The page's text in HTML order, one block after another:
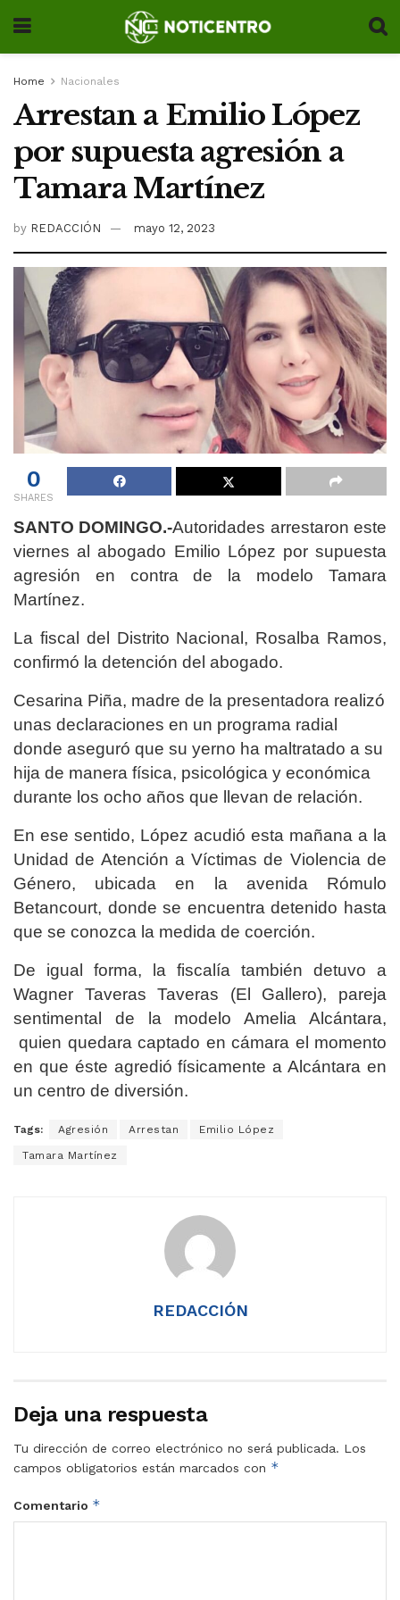
Home Nacionales
Arrestan a Emilio López
por supuesta agresión a
Tamara Martínez
by REDACCIÓN mayo 12, 2023
0
SHARES
SANTO DOMINGO.-Autoridades arrestaron este
viernes al abogado Emilio López por supuesta
agresión en contra de la modelo Tamara
Martínez.
La fiscal del Distrito Nacional, Rosalba Ramos,
confirmó la detención del abogado.
Cesarina Piña, madre de la presentadora realizó
unas declaraciones en un programa radial
donde aseguró que su yerno ha maltratado a su
hija de manera física, psicológica y económica
durante los ocho años que llevan de relación.
En ese sentido, López acudió esta mañana a la
Unidad de Atención a Víctimas de Violencia de
Género, ubicada en la avenida Rómulo
Betancourt, donde se encuentra detenido hasta
que se conozca la medida de coerción.
De igual forma, la fiscalía también detuvo a
Wagner Taveras Taveras (El Gallero), pareja
sentimental de la modelo Amelia Alcántara,
quien quedara captado en cámara el momento
en que éste agredió físicamente a Alcántara en
un centro de diversión.
Tags: Agresión Arrestan Emilio López
Tamara Martínez
REDACCIÓN
Deja una respuesta
Tu dirección de correo electrónico no será publicada. Los
campos obligatorios están marcados con *
Comentario *